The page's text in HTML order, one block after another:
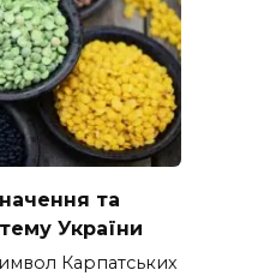
та
України
Карпатських